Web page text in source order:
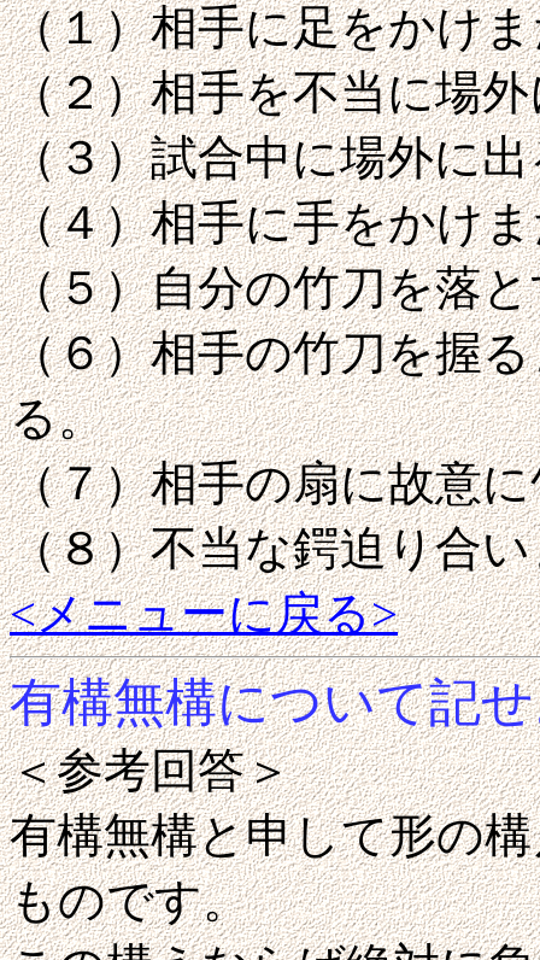
（１）相手に足をかけ
（２）相手を不当に場
（３）試合中に場外に
（４）相手に手をかけ
（５）自分の竹刀を落
（６）相手の竹刀を握
る。
（７）相手の扇に故意
（８）不当な鍔迫り合
<メニューに戻る>
有構無構について記
＜参考回答＞
有構無構と申して形の
ものです。